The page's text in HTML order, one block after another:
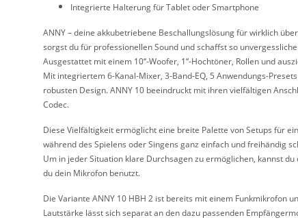
Integrierte Halterung für Tablet oder Smartphone
ANNY – deine akkubetriebene Beschallungslösung für wirklich
sorgst du für professionellen Sound und schaffst so
Ausgestattet mit einem 10‘‘-Woofer, 1‘‘-Hochtöner, Rollen und
Mit integriertem 6-Kanal-Mixer, 3-Band-EQ, 5 Anwendungs-
robusten Design. ANNY 10 beeindruckt mit ihren vielfältigen
Codec.
Diese Vielfältigkeit ermöglicht eine breite Palette von Setups für
während des Spielens oder Singens ganz einfach und freihändig
Um in jeder Situation klare Durchsagen zu ermöglichen, kannst
du dein Mikrofon benutzt.
Die Variante ANNY 10 HBH 2 ist bereits mit einem Funkmikrofon
Lautstärke lässt sich separat an den dazu passenden